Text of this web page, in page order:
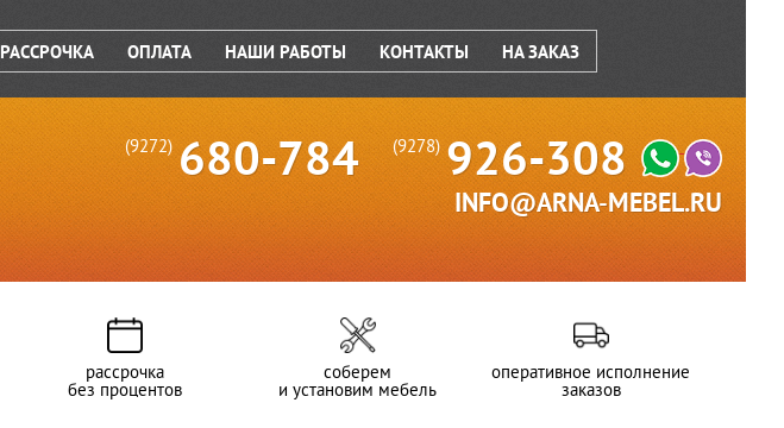
РАССРОЧКА ОПЛАТА НАШИ РАБОТЫ КОНТАКТЫ НА ЗАКАЗ
(9272) 680-784 (9278) 926-308
INFO@ARNA-MEBEL.RU
рассрочка
без процентов
соберем
и установим мебель
оперативное исполнение
заказов